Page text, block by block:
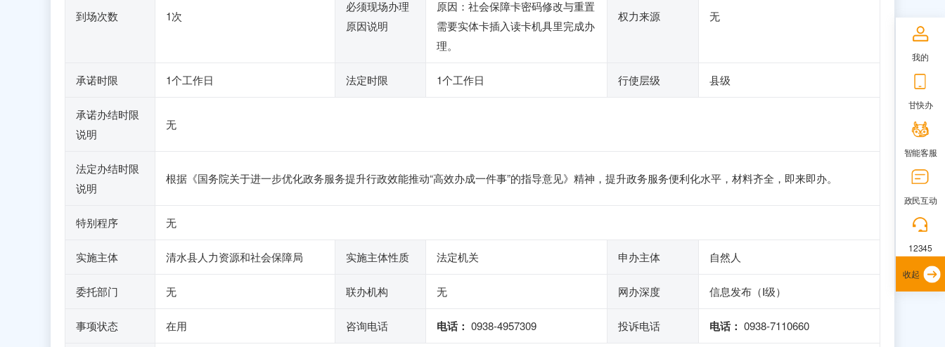
到场次数 1次
必须现场办理
原因说明
原因：社会保障卡密码修改与重置
需要实体卡插入读卡机具里完成办
理。
权力来源 无
承诺时限 1个工作日 法定时限 1个工作日 行使层级 县级
承诺办结时限
说明
无
法定办结时限
说明
根据《国务院关于进一步优化政务服务提升行政效能推动“高效办成一件事”的指导意见》精神，提升政务服务便利化水平，材料齐全，即来即办。
特别程序 无
实施主体 清水县人力资源和社会保障局 实施主体性质 法定机关 申办主体 自然人
委托部门 无 联办机构 无 网办深度 信息发布（Ⅰ级）
事项状态 在用 咨询电话 电话： 0938-4957309 投诉电话 电话： 0938-7110660
我的
甘快办
智能客服
政民互动
12345
收起